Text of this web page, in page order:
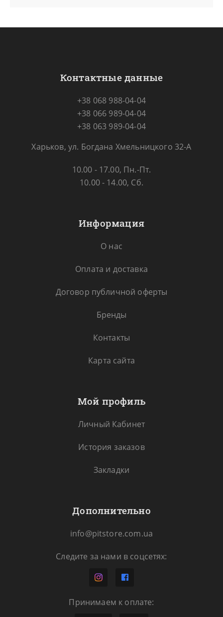
Контактные данные
+38 068 988-04-04
+38 066 989-04-04
+38 063 989-04-04
Харьков, ул. Богдана Хмельницкого 32-А
10.00 - 17.00, Пн.-Пт.
10.00 - 14.00, Сб.
Информация
О нас
Оплата и доставка
Договор публичной оферты
Бренды
Контакты
Карта сайта
Мой профиль
Личный Кабинет
История заказов
Закладки
Дополнительно
info@pitstore.com.ua
Следите за нами в соцсетях:
Принимаем к оплате: